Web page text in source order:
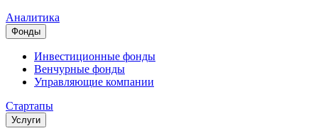
Аналитика
Фонды
Инвестиционные фонды
Венчурные фонды
Управляющие компании
Стартапы
Услуги